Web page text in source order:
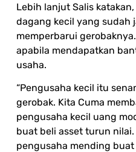
Lebih lanjut Salis
dagang kecil yang sudah
memperbarui
apabila mendapatkan
usaha.
“Pengusaha kecil itu
gerobak. Kita Cuma
pengusaha kecil uang
buat beli asset turun
pengusaha mending buat